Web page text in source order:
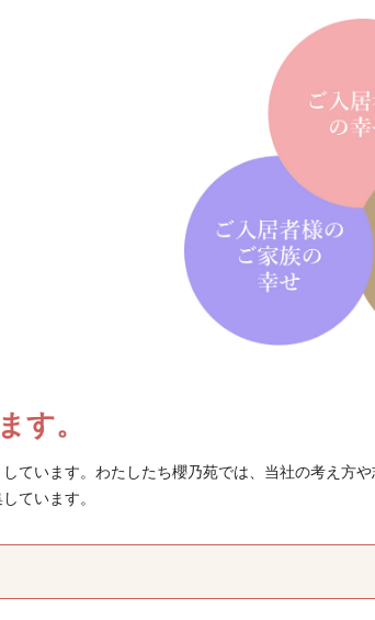
す。
ています。わたしたち櫻乃苑では、当社の考え方
ています。